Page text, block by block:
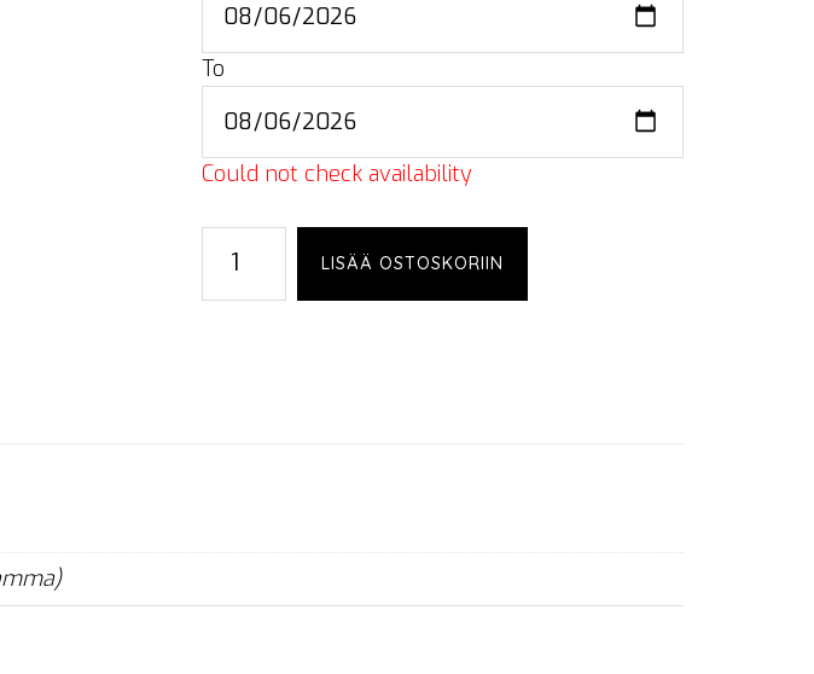
To
Could not check availability
chain
hoist
LISÄÄ OSTOSKORIIN